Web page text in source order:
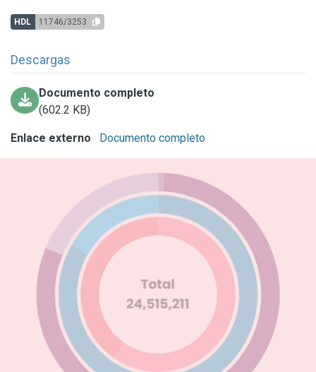
HDL 11746/3253
Descargas
Documento completo
(602.2 KB)
Enlace externo Documento completo